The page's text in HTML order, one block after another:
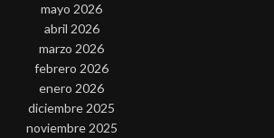
mayo 2026
abril 2026
marzo 2026
febrero 2026
enero 2026
diciembre 2025
noviembre 2025